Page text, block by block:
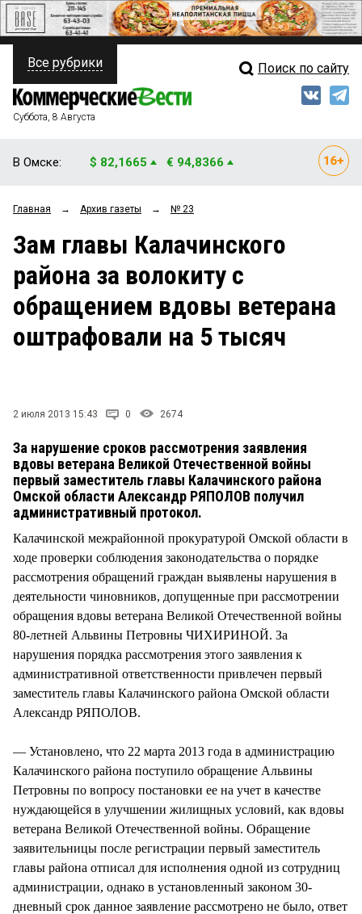
ПОЛИТИКА
ФИНАНСЫ
ОБЩЕСТВО
ЗАКОН
ПРОИСШЕСТВИЯ
Свежий выпуск
Рейтинги
Блоги
Архив
Все рубрики Поиск по сайту
Суббота, 8 Августа
В Омске: $ 82,1665 € 94,8366
Главная → Архив газеты → № 23
Зам главы Калачинского
района за волокиту с
обращением вдовы ветерана
оштрафовали на 5 тысяч
2 июля 2013 15:43 0 2674
За нарушение сроков рассмотрения заявления
вдовы ветерана Великой Отечественной войны
первый заместитель главы Калачинского района
Омской области Александр РЯПОЛОВ получил
административный протокол.
Калачинской межрайонной прокуратурой Омской области в
ходе проверки соблюдения законодательства о порядке
рассмотрения обращений граждан выявлены нарушения в
деятельности чиновников, допущенные при рассмотрении
обращения вдовы ветерана Великой Отечественной войны
80-летней Альвины Петровны ЧИХИРИНОЙ. За
нарушения порядка рассмотрения этого заявления к
административной ответственности привлечен первый
заместитель главы Калачинского района Омской области
Александр РЯПОЛОВ.
— Установлено, что 22 марта 2013 года в администрацию
Калачинского района поступило обращение Альвины
Петровны по вопросу постановки ее на учет в качестве
нуждающейся в улучшении жилищных условий, как вдовы
ветерана Великой Отечественной войны. Обращение
заявительницы после регистрации первый заместитель
главы района отписал для исполнения одной из сотрудниц
администрации, однако в установленный законом 30-
дневный срок данное заявление рассмотрено не было, ответ